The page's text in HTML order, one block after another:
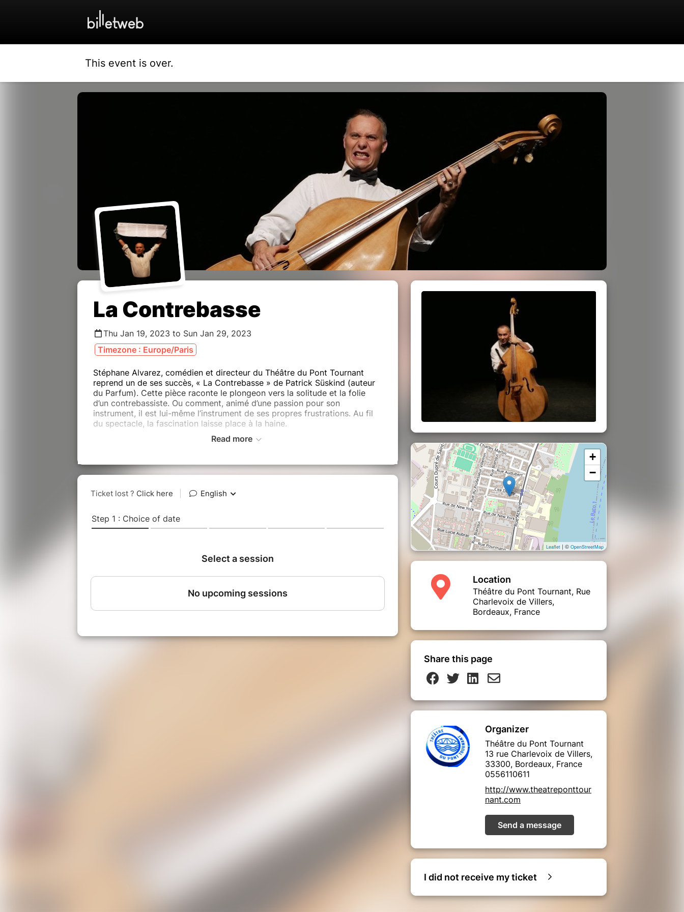
This event is over.
La Contrebasse
Thu Jan 19, 2023 to Sun Jan 29, 2023
Timezone : Europe/Paris
Stéphane Alvarez, comédien et directeur du Théâtre du Pont Tournant
reprend un de ses succès, « La Contrebasse » de Patrick Süskind (auteur
du Parfum). Cette pièce raconte le plongeon vers la solitude et la folie
d’un contrebassiste. Ou comment, animé d’une passion pour son
instrument, il est lui-même l’instrument de ses propres frustrations. Au fil
du spectacle, la fascination laisse place à la haine.
Patrick Süskind dévoile avec ironie les dessous de la vie d’orchestre dans
CIE DU PONT-TOURNANT
Mise en scène et jeu :
Stéphane Alvarez
Lumière et son :Yannick Leleu
Costumes :Vincent Dupeyron
20€ - 18€ - 15€ - 12€
Avec le soutien du Conseil Départemental de La Gironde, et de la lutherie
Read more
+
−
Leaflet | © OpenStreetMap
Location
Théâtre du Pont Tournant, Rue
Charlevoix de Villers,
Bordeaux, France
Share this page
Organizer
Théâtre du Pont Tournant
13 rue Charlevoix de Villers,
33300, Bordeaux, France
0556110611
http://www.theatreponttour
nant.com
Send a message
I did not receive my ticket